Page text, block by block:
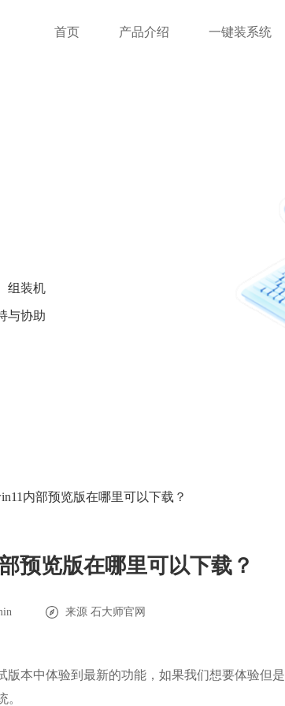
首页 产品介绍 一键装系统
组装机
与协助
内部预览版在哪里可以下载？
预览版在哪里可以下载？
来源 石大师官网
本中体验到最新的功能，如果我们想要体验但是
。